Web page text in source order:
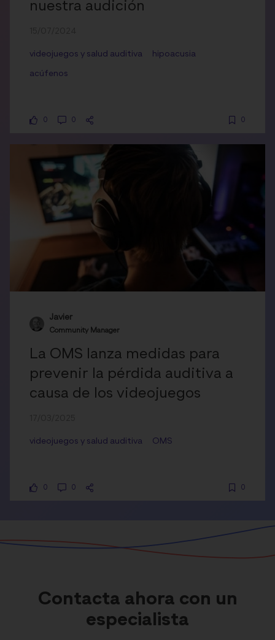
nuestra audición
videojuegos y salud auditiva hipoacusia
acúfenos
0 0 0
Javier
Community Manager
La OMS lanza medidas para
prevenir la pérdida auditiva a
causa de los videojuegos
videojuegos y salud auditiva OMS
0 0 0
Contacta ahora con un
especialista